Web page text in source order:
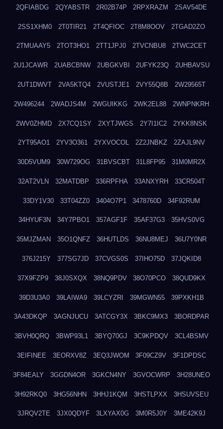
2QFIABDG 2QYABSTR 2R02B74P 2RPXRAZM 2SAV54DE
2SS1XHM0 2T0TIR21 2T4QFIOC 2T8M8OOV 2TGAD2ZO
2TMUAAY5 2TOT3HO1 2TT1JPJ0 2TVCNBU8 2TWC2CET
2U1JCAWR 2UABCBNW 2UBGKVBI 2UFYK23Q 2UHBAVSU
2UT1DWVT 2VA5KTQ4 2VUSTJE1 2VY55Q8B 2W29565T
2W496244 2WADJS4M 2WGUIKKG 2WK2EL88 2WNPNKRH
2WV0ZHMD 2X7CQ1SY 2XYTJWGS 2Y7I1IC2 2YKK8NSK
2YT95AO1 2YV3O361 2YXVOCOL 2Z2JNBKZ 2ZAJL9NV
30D5VUM9 30W729OG 31BVSCBT 31L8FP95 31M0MR2X
32AT2VLN 32MATDBP 336RPFHA 33ANXYRH 33CR504T
33DY1V30 33T04ZZ0 3404O7P1 3478760D 34F92RUM
34HYUF3N 34Y7PBO1 357AGF1F 35AF37G3 35HVS0VG
35MJZMAN 35O1QNFZ 36HUTLDS 36NU8MEJ 36U7Y0NR
376J215Y 377SG7JD 37CVGS0S 37IHO75D 37JQKID8
37X9FZP9 38J0SXQX 38NQ9PDV 38O70PCO 38QUD9KX
39D3U3A0 39LAIWA9 39LCYZRI 39MGWN55 39PXKH1B
3A43DKQP 3AGNJUCU 3ATCGY3X 3BKC9MX3 3BORDPAR
3BVH0QRQ 3BWP93L1 3BYQ70GJ 3C9KPDQV 3CL4BSMV
3EIFINEE 3EORXV8Z 3EQ3JWOM 3F09CZ9V 3F1DPDSC
3F84EALY 3GGDN4OR 3GKCN4NY 3GVOCWRP 3H28UNEO
3H92RKQ0 3HG56NHN 3HHJ1KQM 3HSTLPXX 3HSUVSEU
3JRQV2TE 3JX0QDYF 3LXYAX0G 3M0R5J0Y 3ME42K9J